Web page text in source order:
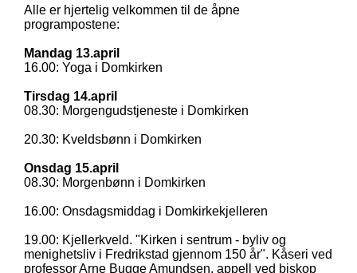
Alle er hjertelig velkommen til de åpne
programpostene:
Mandag 13.april
16.00: Yoga i Domkirken
Tirsdag 14.april
08.30: Morgengudstjeneste i Domkirken
20.30: Kveldsbønn i Domkirken
Onsdag 15.april
08.30: Morgenbønn i Domkirken
16.00: Onsdagsmiddag i Domkirkekjelleren
19.00: Kjellerkveld. "Kirken i sentrum - byliv og
menighetsliv i Fredrikstad gjennom 150 år". Kåseri ved
professor Arne Bugge Amundsen, appell ved biskop